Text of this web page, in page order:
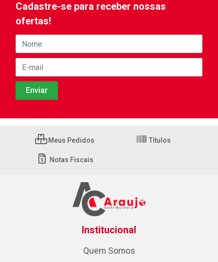
Cadastre-se para receber nossas
ofertas!
Meus Pedidos Títulos
Notas Fiscais
Institucional
Quem Somos